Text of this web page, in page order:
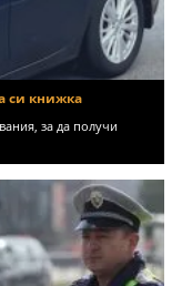
си книжка
за да получи